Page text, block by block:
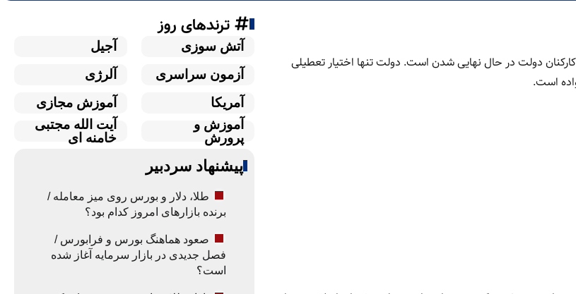
دولت در حال نهایی شدن است. دولت تنها اختیار تعطیلی
است.
ترندهای روز
آتش سوزی
آجیل
آزمون سراسری
آلرژی
آمریکا
آموزش مجازی
آموزش و
پرورش
آیت الله مجتبی
خامنه ای
پیشنهاد سردبیر
طلا، دلار و بورس روی میز معامله /
برنده بازارهای امروز کدام بود؟
صعود هماهنگ بورس و فرابورس /
فصل جدیدی در بازار سرمایه آغاز شده
است؟